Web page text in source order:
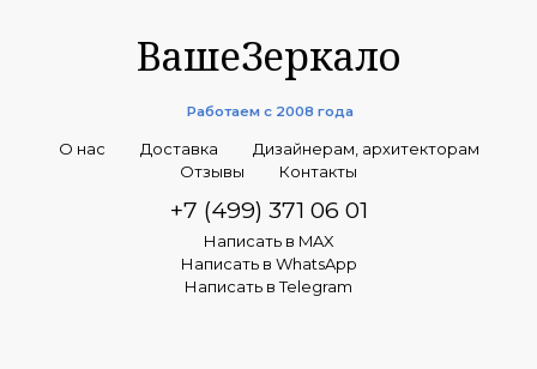
ВашеЗеркало
Работаем с 2008 года
О нас Доставка
Дизайнерам, архитекторам
Отзывы
Контакты
+7 (499) 371 06 01
Написать в MAX
Написать в WhatsApp
Написать в Telegram